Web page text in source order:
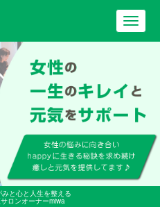
と心と人生を整える
ロンオーナーmiwa